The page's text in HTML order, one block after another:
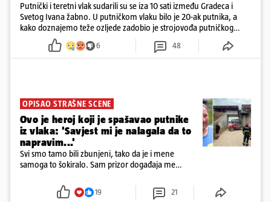
Putnički i teretni vlak sudarili su se iza 10 sati između Gradeca i
Svetog Ivana žabno. U putničkom vlaku bilo je 20-ak putnika, a
kako doznajemo teže ozljede zadobio je strojovođa putničkog
vlaka. Zatvoren je promet, a fotoreporteri Prigorskog objavili su
prve snimke s mjesta sudara
6 48
OPISAO STRAŠNE SCENE
Ovo je heroj koji je spašavao putnike
iz vlaka: 'Savjest mi je nalagala da to
napravim...'
Svi smo tamo bili zbunjeni, tako da je i mene
samoga to šokiralo. Sam prizor događaja me
19 21